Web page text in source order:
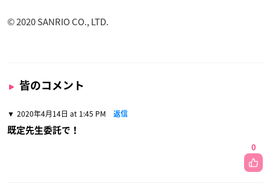
© 2020 SANRIO CO., LTD.
皆のコメント
2020年4月14日 at 1:45 PM 返信
既定先生委託で！
0